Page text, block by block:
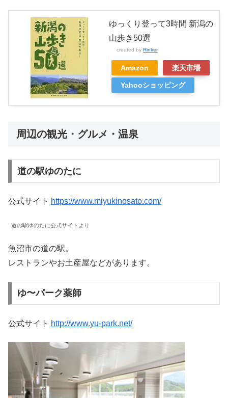
ゆっくり登って3時間 新潟の
山歩き50選
created by Rinker
Amazon 楽天市場
Yahooショッピング
周辺の観光・グルメ・温泉
道の駅ゆのたに
公式サイト https://www.miyukinosato.com/
道の駅ゆのたに公式サイトより
魚沼市の道の駅。
レストランやお土産屋などがあります。
ゆ〜パーク薬師
公式サイト http://www.yu-park.net/